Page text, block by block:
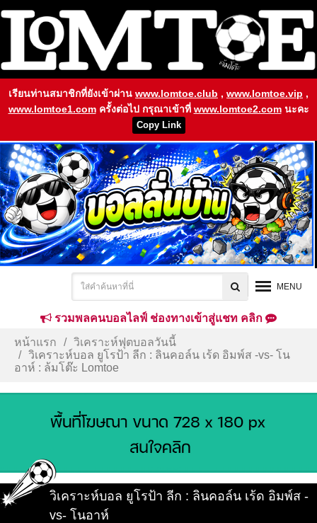
เรียนท่านสมาชิกที่ยังเข้าผ่าน www.lomtoe.club , www.lomtoe.vip ,
www.lomtoe1.com ครั้งต่อไป กรุณาเข้าที่ www.lomtoe2.comนะคะ
Copy Link
MENU
รวมพลคนบอลไลฟ์ ช่องทางเข้าสู่แชท คลิก
หน้าแรก
วิเคราะห์ฟุตบอลวันนี้
วิเคราะห์บอล ยูโรป้า ลีก : ลินคอล์น เร้ด อิมพ์ส -vs- โน
อาห์ : ล้มโต๊ะ Lomtoe
วิเคราะห์บอล ยูโรป้า ลีก : ลินคอล์น เร้ด อิมพ์ส -
vs- โนอาห์